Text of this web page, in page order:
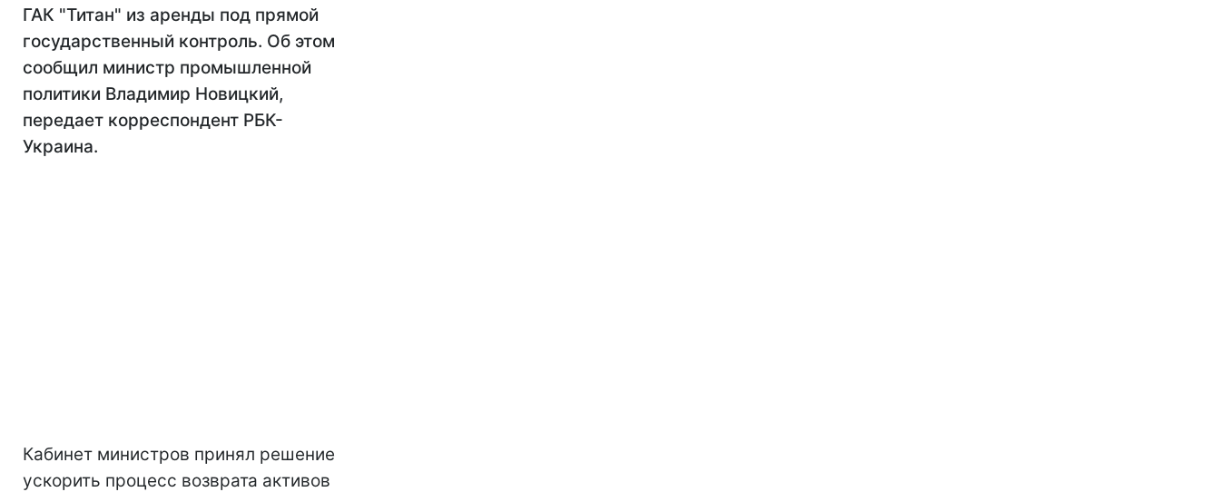
ГАК "Титан" из аренды под прямой
государственный контроль. Об этом
сообщил министр промышленной
политики Владимир Новицкий,
передает корреспондент РБК-
Украина.
Кабинет министров принял решение
ускорить процесс возврата активов